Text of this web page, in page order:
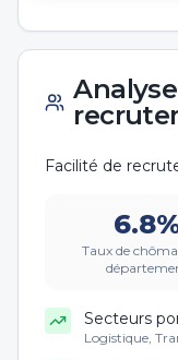
Facilité de
6.8
Taux de
Secteurs
Logistique,